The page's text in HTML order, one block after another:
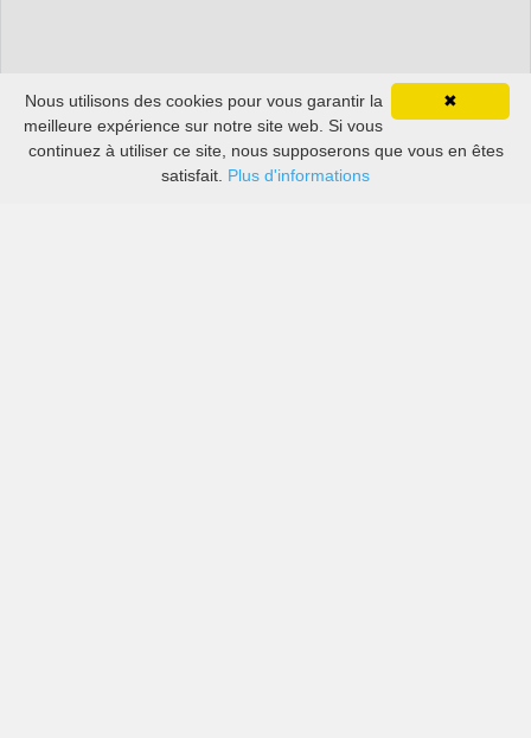
✖
Nous utilisons des cookies pour vous garantir la
meilleure expérience sur notre site web. Si vous
continuez à utiliser ce site, nous supposerons que vous en êtes
satisfait. Plus d'informations